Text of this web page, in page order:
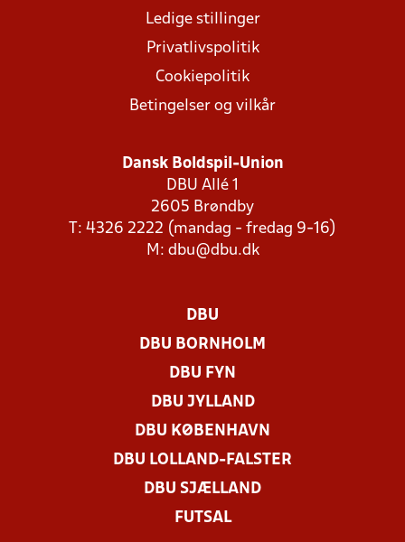
Ledige stillinger
Privatlivspolitik
Cookiepolitik
Betingelser og vilkår
Dansk Boldspil-Union
DBU Allé 1
2605 Brøndby
T: 4326 2222 (mandag - fredag 9-16)
M: dbu@dbu.dk
DBU
DBU BORNHOLM
DBU FYN
DBU JYLLAND
DBU KØBENHAVN
DBU LOLLAND-FALSTER
DBU SJÆLLAND
FUTSAL